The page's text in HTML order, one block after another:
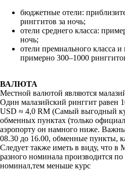
бюджетные отели:
ринггитов за ночь;
отели среднего класса:
ночь;
отели премиального класса
примерно 300–1000
ВАЛЮТА
Местной валютой являются
Один малазийский ринггит равен
USD ≈ 4,0 RM (Самый выгодный
обменных пунктах (только
аэропорту он намного ниже.
08.30 до 16.00, обменные пункты,
Следует также иметь в виду, что в
разного номинала производится
номинал,тем меньше курс